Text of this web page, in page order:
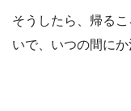
そうしたら、帰る
いで、いつの間に